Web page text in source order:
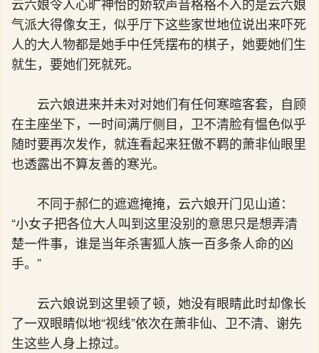
云六娘令人心旷神怡的娇软声音格格不入的是云六娘
气派大得像女王，似乎厅下这些家世地位说出来吓死
人的大人物都是她手中任凭摆布的棋子，她要她们生
就生，要她们死就死。
云六娘进来并未对对她们有任何寒暄客套，自顾
在主座坐下，一时间满厅侧目，卫不清脸有愠色似乎
随时要再次发作，就连看起来狂傲不羁的萧非仙眼里
也透露出不算友善的寒光。
不同于郝仁的遮遮掩掩，云六娘开门见山道：
“小女子把各位大人叫到这里没别的意思只是想弄清
楚一件事，谁是当年杀害狐人族一百多条人命的凶
手。”
云六娘说到这里顿了顿，她没有眼睛此时却像长
了一双眼睛似地“视线”依次在萧非仙、卫不清、谢先
生这些人身上掠过。